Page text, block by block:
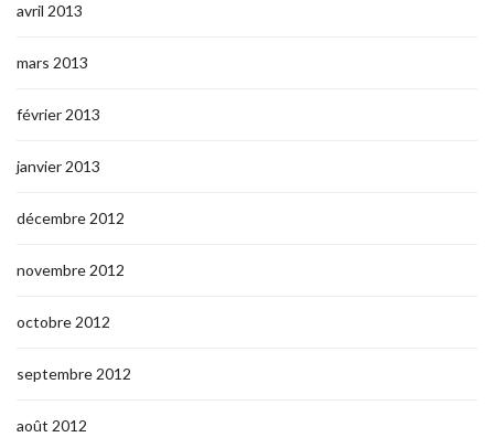
avril 2013
mars 2013
février 2013
janvier 2013
décembre 2012
novembre 2012
octobre 2012
septembre 2012
août 2012